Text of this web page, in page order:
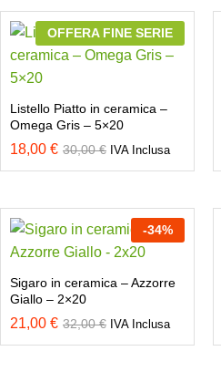
OFFERA FINE SERIE
Listello Piatto in ceramica –
Omega Gris – 5×20
18,00 € 30,00€ IVA Inclusa
-34%
Sigaro in ceramica – Azzorre
Giallo – 2×20
21,00 € 32,00€ IVA Inclusa